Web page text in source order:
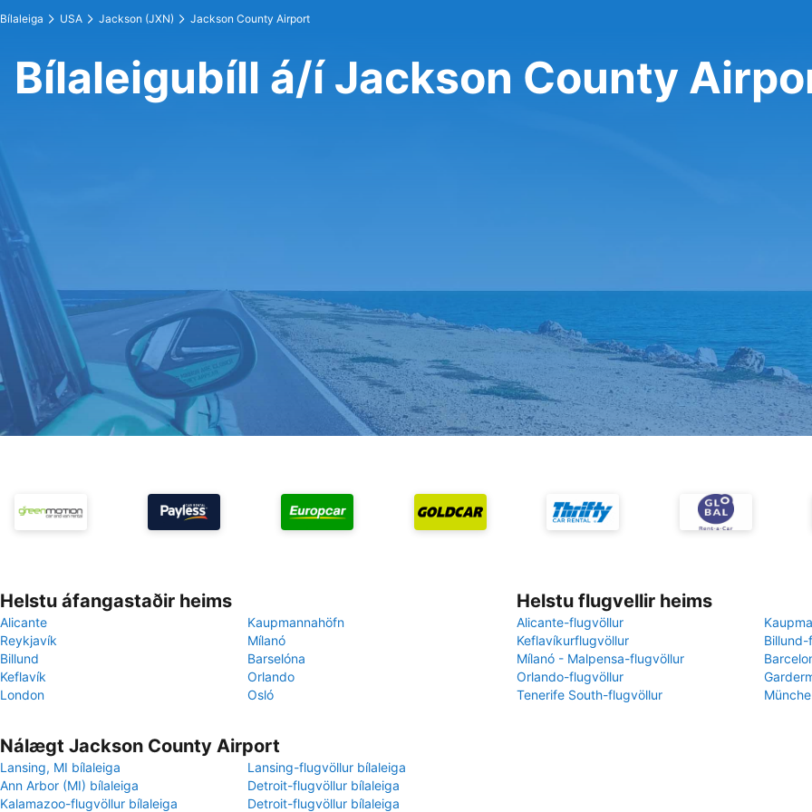
Bílaleiga USA Jackson (JXN) Jackson County Airport
Bílaleigubíll á/í Jackson County
Helstu áfangastaðir heims
Alicante
Kaupmannahöfn
Reykjavík
Mílanó
Billund
Barselóna
Keflavík
Orlando
London
Osló
Helstu flugvellir heims
Alicante-flugvöllur
Keflavíkurflugvöllur
Mílanó - Malpensa-flugvöllur
Orlando-flugvöllur
Tenerife South-flugvöllur
Nálægt Jackson County Airport
Lansing, MI bílaleiga
Lansing-flugvöllur bílaleiga
Ann Arbor (MI) bílaleiga
Detroit-flugvöllur bílaleiga
Kalamazoo-flugvöllur bílaleiga
Detroit-flugvöllur bílaleiga